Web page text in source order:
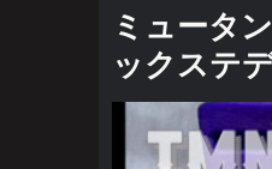
ミュータ
ックステ